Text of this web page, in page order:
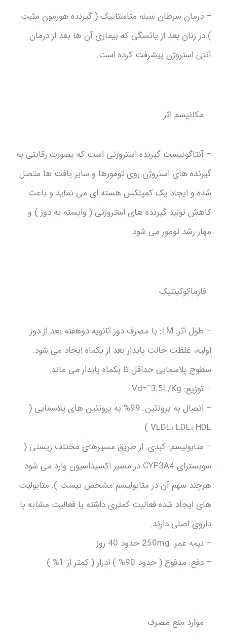
– درمان سرطان سینه متاستاتیک ( گیرنده هورمون مثبت
) در زنان بعد از یائسگی که بیماری آن ها بعد از درمان
آنتی استروژن پیشرفت کرده است.
مکانیسم اثر
– آنتاگونیست گیرنده استروژنی است که بصورت رقابتی به
گیرنده های استروژن روی تومورها و سایر بافت ها متصل
شده و ایجاد یک کمپلکس هسته ای می نماید و باعث
کاهش تولید گیرنده های استروژنی ( وابسته به دوز ) و
مهار رشد تومور می شود.
فارماکوکينتيک
– طول اثر: I.M: با مصرف دوز ثانویه دوهفته بعد از دوز
اولیه، غلظت حالت پایدار بعد از یکماه ایجاد می شود.
سطوح پلاسمایی حداقل تا یکماه پایدار می ماند.
– توزیع: Vd=˜3.5L/Kg
– اتصال به پروتئین: 99% به پروتئین های پلاسمایی (
VLDL، LDL، HDL )
– متابولیسم: کبدی. از طریق مسیرهای مختلف زیستی (
سوبسترای CYP3A4 در مسیر اکسیداسیون وارد می شود
هرچند سهم آن در متابولیسم مشخص نیست ). متابولیت
های ایجاد شده فعالیت کمتری داشته یا فعالیت مشابه با
داروی اصلی دارند.
– نیمه عمر: 250mg حدود 40 روز
– دفع: مدفوع ( حدود 90% ) ادرار ( کمتر از 1% )
موارد منع مصرف